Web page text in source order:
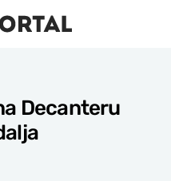
Decanteru